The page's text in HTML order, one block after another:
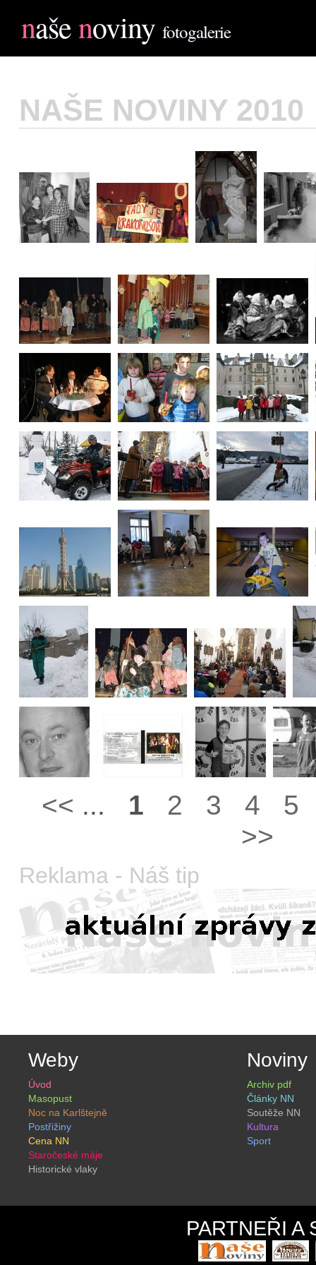
našenoviny fotogalerie
NAŠE NOVINY 2010
<< ... 1 2 3 4 5
>>
Reklama - Náš tip
Weby
Úvod
Masopust
Noc na Karlštejně
Postřižiny
Cena NN
Staročeské máje
Historické vlaky
Noviny
Archiv pdf
Články NN
Soutěže NN
Kultura
Sport
PARTNEŘI A